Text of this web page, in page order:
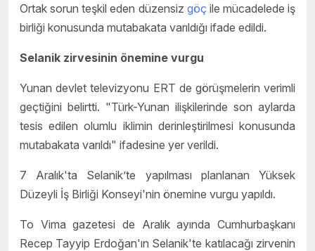
Ortak sorun teşkil eden düzensiz göçile mücadelede iş
birliği konusunda mutabakata varıldığı ifade edildi.
Selanik zirvesinin önemine vurgu
Yunan devlet televizyonu ERT de görüşmelerin verimli
geçtiğini belirtti. "Türk-Yunan ilişkilerinde son aylarda
tesis edilen olumlu iklimin derinleştirilmesi konusunda
mutabakata varıldı" ifadesine yer verildi.
7 Aralık'ta Selanik’te yapılması planlanan Yüksek
Düzeyli İş Birliği Konseyi'nin önemine vurgu yapıldı.
To Vima gazetesi de Aralık ayında Cumhurbaşkanı
Recep Tayyip Erdoğan'ın Selanik'te katılacağı zirvenin